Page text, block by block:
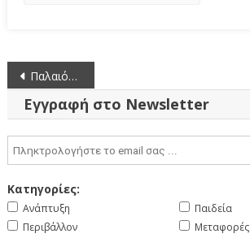
Πλοήγηση
άρθρων
Παλαιότερα άρθρα
Εγγραφή στο Newsletter
Κατηγορίες:
Ανάπτυξη
Περιβάλλον
Παιδεία
Μεταφορές